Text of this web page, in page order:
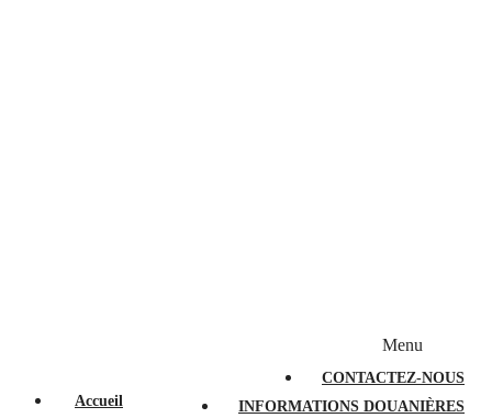
CONTACTEZ-NOUS
INFORMATIONS DOUANIÈRES
Menu
Accueil